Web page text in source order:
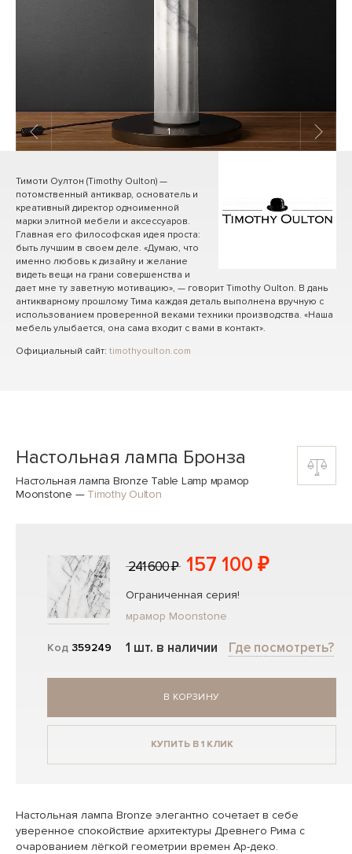
1/ 9
Тимоти Оултон (Timothy Oulton) —
потомственный антиквар, основатель и
креативный директор одноименной
марки элитной мебели и аксессуаров.
Главная его философская идея проста:
быть лучшим в своем деле. «Думаю, что
именно любовь к дизайну и желание
видеть вещи на грани совершенства и
дает мне ту заветную мотивацию», — говорит Timothy Oulton. В дань
антикварному прошлому Тима каждая деталь выполнена вручную с
использованием проверенной веками техники производства. «Наша
мебель улыбается, она сама входит с вами в контакт».
Официальный сайт: timothyoulton.com
Настольная лампа Бронза
Настольная лампа Bronze Table Lamp мрамор
Moonstone — Timothy Oulton
Код 359249
241 600 ₽ 157 100 ₽
Ограниченная серия!
мрамор Moonstone
1 шт. в наличии Где посмотреть?
В КОРЗИНУ
КУПИТЬ В 1 КЛИК
Настольная лампа Bronze элегантно сочетает в себе
уверенное спокойствие архитектуры Древнего Рима с
очарованием лёгкой геометрии времен Ар-деко.